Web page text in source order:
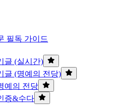
필독 가이드
글 (실시간)
글 (명예의 전당)
예의 전당
증&수다